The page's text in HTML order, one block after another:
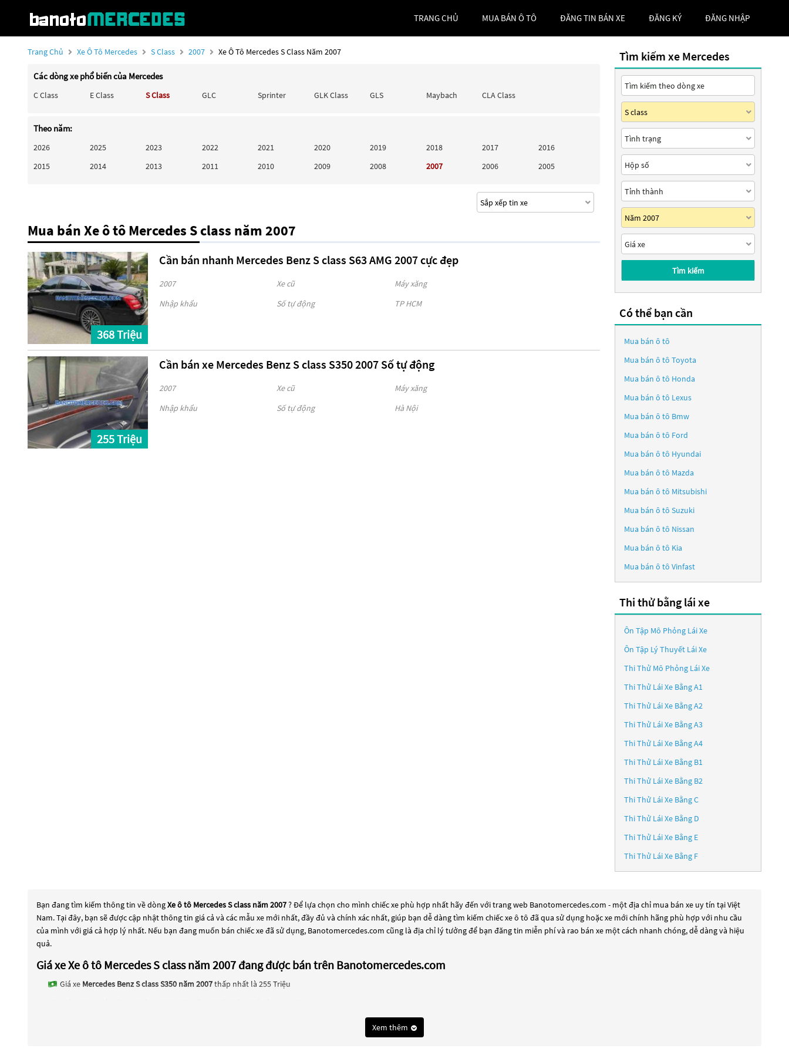
TRANG CHỦ MUA BÁN Ô TÔ ĐĂNG TIN BÁN XE ĐĂNG KÝ ĐĂNG NHẬP
Trang Chủ Xe Ô Tô Mercedes S Class 2007 Xe Ô Tô Mercedes S Class Năm 2007
Các dòng xe phổ biến của Mercedes
C Class E Class S Class GLC Sprinter GLK Class GLS Maybach CLA Class
Theo năm:
2026 2025 2023 2022 2021 2020 2019 2018 2017
2016
2015
2014 2013 2011 2010 2009 2008 2007 2006 2005
Mua bán Xe ô tô Mercedes S class năm 2007
368 Triệu
Cần bán nhanh Mercedes Benz S class S63 AMG 2007 cực đẹp
2007 Xe cũ
Máy xăng
Nhập khẩu
Số tự động TP HCM
255 Triệu
Cần bán xe Mercedes Benz S class S350 2007 Số tự động
2007 Xe cũ
Máy xăng
Nhập khẩu
Số tự động Hà Nội
Tìm kiếm xe Mercedes
Tìm kiếm
Có thể bạn cần
Mua bán ô tô
Mua bán ô tô Toyota
Mua bán ô tô Honda
Mua bán ô tô Lexus
Mua bán ô tô Bmw
Mua bán ô tô Ford
Mua bán ô tô Hyundai
Mua bán ô tô Mazda
Mua bán ô tô Mitsubishi
Mua bán ô tô Suzuki
Mua bán ô tô Nissan
Mua bán ô tô Kia
Mua bán ô tô Vinfast
Thi thử bằng lái xe
Ôn Tập Mô Phỏng Lái Xe
Ôn Tập Lý Thuyết Lái Xe
Thi Thử Mô Phỏng Lái Xe
Thi Thử Lái Xe Bằng A1
Thi Thử Lái Xe Bằng A2
Thi Thử Lái Xe Bằng A3
Thi Thử Lái Xe Bằng A4
Thi Thử Lái Xe Bằng B1
Thi Thử Lái Xe Bằng B2
Thi Thử Lái Xe Bằng C
Thi Thử Lái Xe Bằng D
Thi Thử Lái Xe Bằng E
Thi Thử Lái Xe Bằng F
Bạn đang tìm kiếm thông tin về dòngXe ô tô Mercedes S class năm 2007? Để lựa chọn cho mình chiếc xe phù hợp nhất hãy đến với trang web Banotomercedes.com - một địa chỉ mua bán xe uy tín tại Việt
Nam. Tại đây, bạn sẽ được cập nhật thông tin giá cả và các mẫu xe mới nhất, đầy đủ và chính xác nhất, giúp bạn dễ dàng tìm kiếm chiếc xe ô tô đã qua sử dụng hoặc xe mới chính hãng phù hợp với nhu cầu
của mình với giá cả hợp lý nhất. Nếu bạn đang muốn bán chiếc xe đã sử dụng, Banotomercedes.com cũng là địa chỉ lý tưởng để bạn đăng tin miễn phí và rao bán xe một cách nhanh chóng, dễ dàng và hiệu
quả.
Giá xe Xe ô tô Mercedes S class năm 2007 đang được bán trên Banotomercedes.com
Giá xe Mercedes Benz S class S350 năm 2007thấp nhất là 255 Triệu
đang trở thành một lựa chọn phổ biến cho những người đang tìm kiếm chiếc xe đáng tin cậy. Và để đáp ứng nhu cầu đó, các dòng
này có thể là những dòng xe đời cũ đã được nâng cấp, hoặc là các dòng xe mới với thiết kế hiện đại và công nghệ tiên
Xem thêm